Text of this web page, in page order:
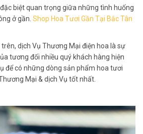
biệt quan trọng giữa những tình huống
ở gần. Shop Hoa Tươi Gần Tại Bắc Tân
dịch Vụ Thương Mại điện hoa là sự
tương đối nhiều quý khách hàng hiện
để có những dòng sản phẩm hoa tươi
Mại & dịch Vụ tốt nhất.